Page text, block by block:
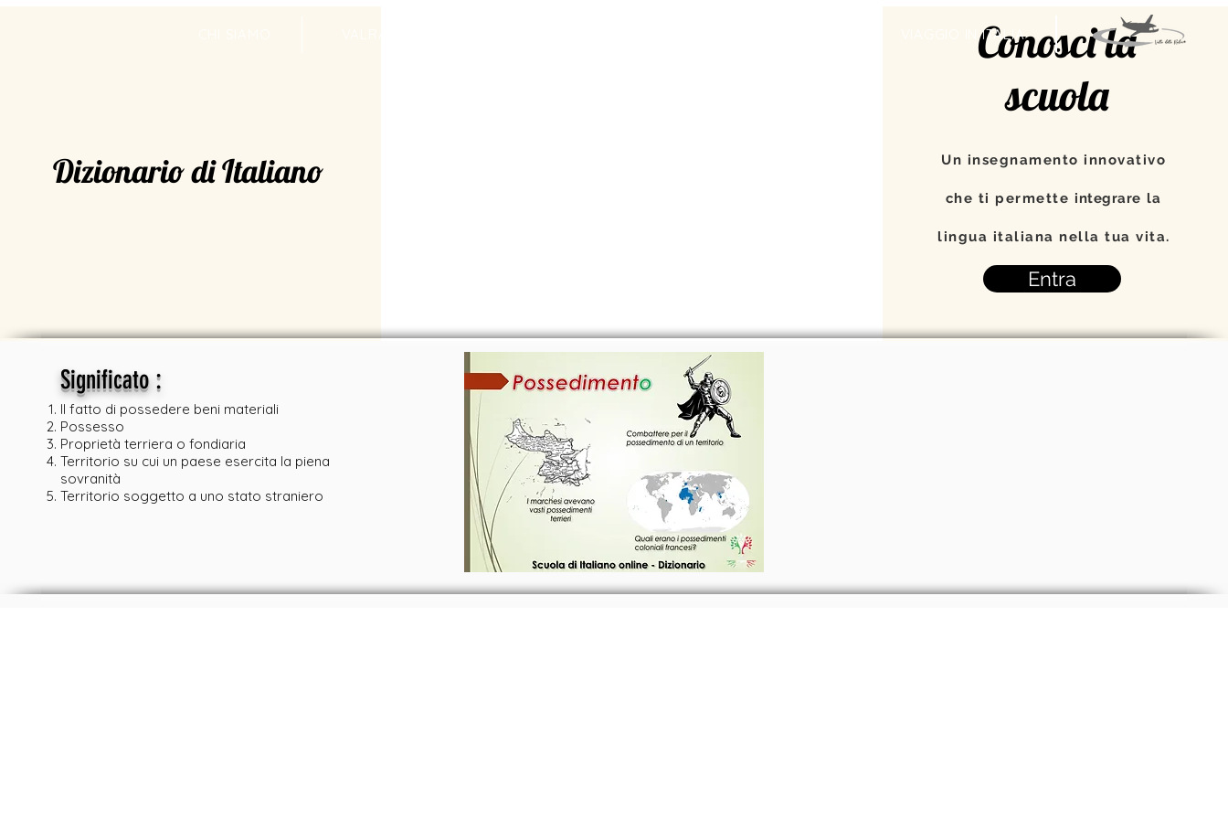
VIAGGIO IN ITALIA
Dizionario di Italiano
Conosci la
scuola
Un insegnamento innovativo
che ti permette integrare la
lingua italiana nella tua vita.
Entra
Significato:
Il fatto di possedere beni materiali
Possesso
Proprietà terriera o fondiaria
Territorio su cui un paese esercita la piena
sovranità
Territorio soggetto a uno stato straniero